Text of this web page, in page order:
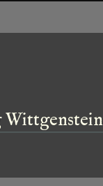
Wittgenstein